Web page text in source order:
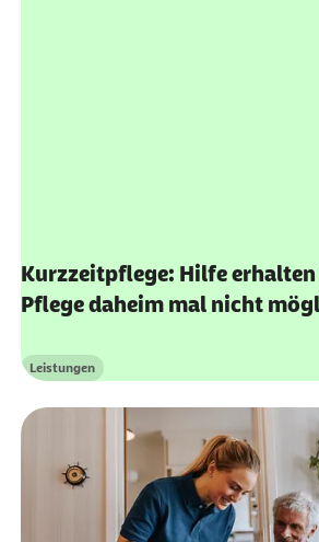
Pflege daheim mal nicht
Leistungen